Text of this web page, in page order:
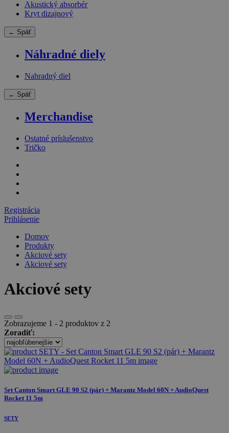
Akustický absorbér
Kryt dizajnový
← Späť
Náhradné diely
Nahradný diel
← Späť
Merchandise
Ostatné príslušenstvo
Tričko
Registrácia
Prihlásenie
Domov
Produkty
Akciové sety
Akciové sety
Akciové sety
Zobrazujeme 1 - 2 produktov z 2
Zoradiť:
Set Canton Smart GLE 90 S2 (pár) + Marantz Model 60N + AudioQuest
Rocket 11 5m
SETY